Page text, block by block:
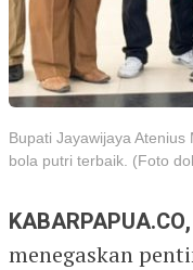
Bupati Jayawijaya
bola putri terbaik. (Foto
menegaskan